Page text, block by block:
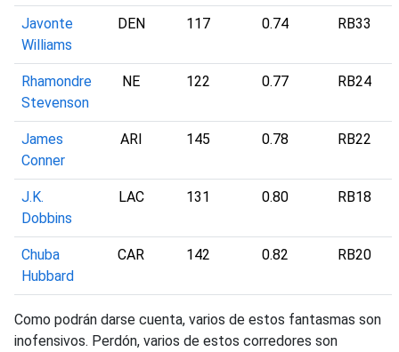
Javonte
Williams
DEN 117 0.74 RB33
Rhamondre
Stevenson
NE 122 0.77 RB24
James
Conner
ARI 145 0.78 RB22
J.K.
Dobbins
LAC 131 0.80 RB18
Chuba
Hubbard
CAR 142 0.82 RB20
Como podrán darse cuenta, varios de estos fantasmas son
inofensivos. Perdón, varios de estos corredores son